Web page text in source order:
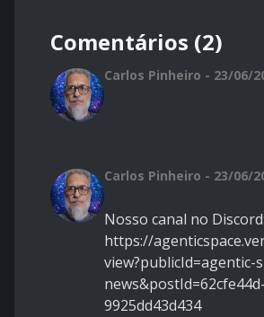
Comentários (2)
Carlos Pinheiro - 23/06/
Carlos Pinheiro - 23/06/
Nosso canal no Discord:
https://
view?publicId=agentic-
9925dd43d434